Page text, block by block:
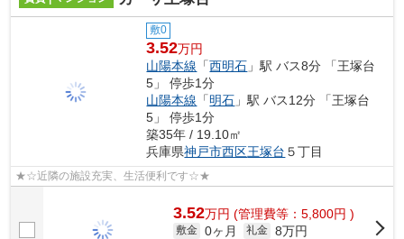
敷0
3.52万円
山陽本線 「西明石 」駅 バス8分 「王塚台
5」 停歩1分
山陽本線 「明石 」駅 バス12分 「王塚台
5」 停歩1分
築35年 / 19.10㎡
兵庫県神戸市西区王塚台 ５丁目
★☆近隣の施設充実、生活便利です☆★
3.52万円 (管理費等：5,800円 )
敷金 0ヶ月 礼金 8万円